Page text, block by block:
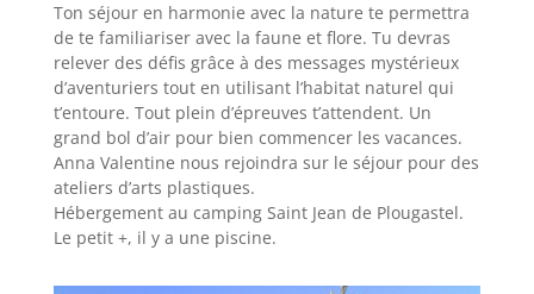
Ton séjour en harmonie avec la nature te permettra
de te familiariser avec la faune et flore. Tu devras
relever des défis grâce à des messages mystérieux
d’aventuriers tout en utilisant l’habitat naturel qui
t’entoure. Tout plein d’épreuves t’attendent. Un
grand bol d’air pour bien commencer les vacances.
Anna Valentine nous rejoindra sur le séjour pour des
ateliers d’arts plastiques.
Hébergement au camping Saint Jean de Plougastel.
Le petit +, il y a une piscine.